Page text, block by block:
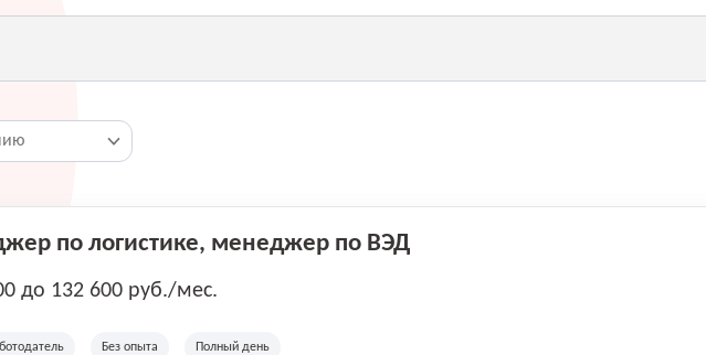
по логистике, менеджер по ВЭД
до 132 600 руб./мес.
Без опыта Полный день